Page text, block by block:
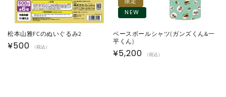
松本山雅FCのぬいぐるみ2
通
¥500 （税込）
NEW
ベースボールシャツ(ガンズくん&一
平くん)
通
¥5,200 （税込）